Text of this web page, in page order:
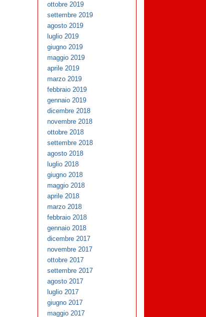
ottobre 2019
settembre 2019
agosto 2019
luglio 2019
giugno 2019
maggio 2019
aprile 2019
marzo 2019
febbraio 2019
gennaio 2019
dicembre 2018
novembre 2018
ottobre 2018
settembre 2018
agosto 2018
luglio 2018
giugno 2018
maggio 2018
aprile 2018
marzo 2018
febbraio 2018
gennaio 2018
dicembre 2017
novembre 2017
ottobre 2017
settembre 2017
agosto 2017
luglio 2017
giugno 2017
maggio 2017